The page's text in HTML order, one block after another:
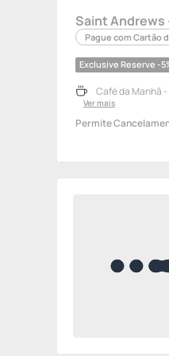
Saint Andrews
Pague com Cartão
Exclusive Reserve -
Café da Manhã
Ver mais
Permite